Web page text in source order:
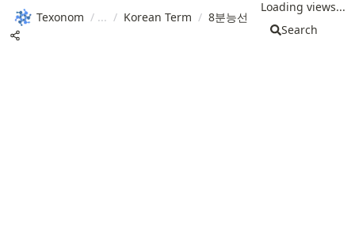
Texonom / / Korean Term / 8분능선
Loading views...
Search